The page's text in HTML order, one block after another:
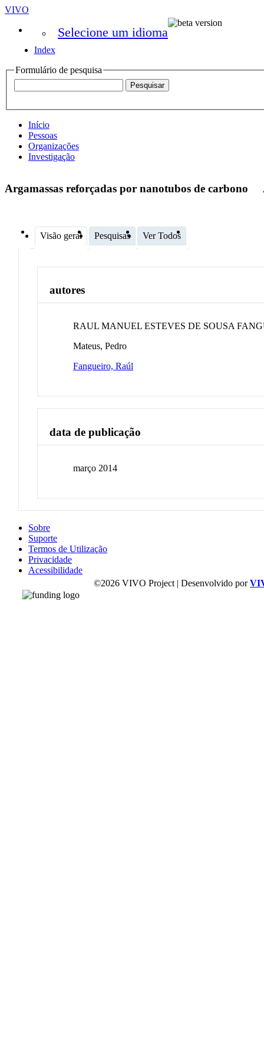
VIVO
Selecione um idioma
Index
Formulário de pesquisa
Início
Pessoas
Organizações
Investigação
Argamassas reforçadas por nanotubos de carbono
Visão geral Pesquisas Ver Todos
autores
RAUL MANUEL ESTEVES DE SOUSA
Mateus, Pedro
Fangueiro, Raúl
data de publicação
março 2014
Sobre
Suporte
Termos de Utilização
Privacidade
Acessibilidade
©2026 VIVO Project | Desenvolvido por